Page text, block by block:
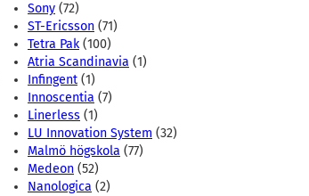
Sony (72)
ST-Ericsson (71)
Tetra Pak(100)
Atria Scandinavia (1)
Infingent (1)
Innoscentia (7)
Linerless (1)
LU Innovation System (32)
Malmö högskola (77)
Medeon (52)
Nanologica (2)